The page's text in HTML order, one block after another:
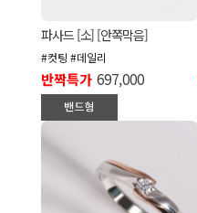
파사드 [소] [안쪽막음]
#컷팅 #데일리
반짝특가 697,000